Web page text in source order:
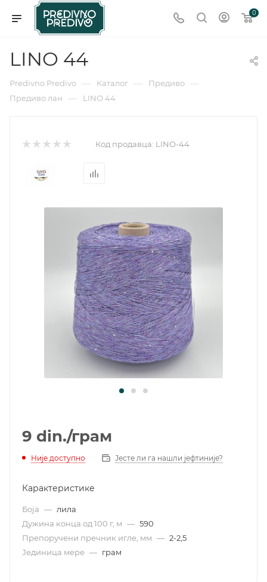
0
LINO 44
Predivno Predivo — Каталог — Предиво —
Предиво лан — LINO 44
Код продавца: LINO-44
9 din./грам
Није доступно Јесте ли га нашли јефтиније?
Карактеристике
Боја — лила
Дужина конца од 100 г, м — 590
Препоручени пречник игле, мм — 2-2,5
Јединица мере — грам